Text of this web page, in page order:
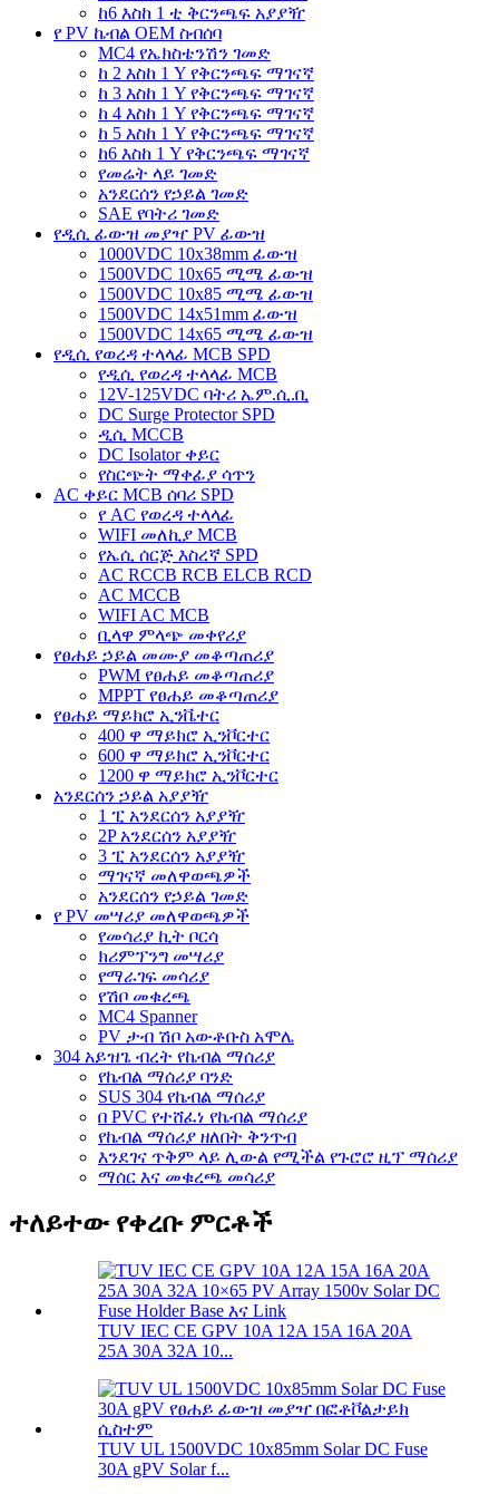
ከ6 እስከ 1 ቲ ቅርንጫፍ አያያዥ
የ PV ኬብል OEM ስብሰባ
MC4 የኤክስቴንሽን ገመድ
ከ 2 እስከ 1 Y የቅርንጫፍ ማገናኛ
ከ 3 እስከ 1 Y የቅርንጫፍ ማገናኛ
ከ 4 እስከ 1 Y የቅርንጫፍ ማገናኛ
ከ 5 እስከ 1 Y የቅርንጫፍ ማገናኛ
ከ6 እስከ 1 Y የቅርንጫፍ ማገናኛ
የመሬት ላይ ገመድ
አንደርሰን የኃይል ገመድ
SAE የባትሪ ገመድ
የዲሲ ፊውዝ መያዣ PV ፊውዝ
1000VDC 10x38mm ፊውዝ
1500VDC 10x65 ሚሜ ፊውዝ
1500VDC 10x85 ሚሜ ፊውዝ
1500VDC 14x51mm ፊውዝ
1500VDC 14x65 ሚሜ ፊውዝ
የዲሲ የወረዳ ተላላፊ MCB SPD
የዲሲ የወረዳ ተላላፊ MCB
12V-125VDC ባትሪ ኤም.ሲ.ቢ
DC Surge Protector SPD
ዲሲ MCCB
DC Isolator ቀይር
የስርጭት ማቀፊያ ሳጥን
AC ቀይር MCB ሰባሪ SPD
የ AC የወረዳ ተላላፊ
WIFI መለኪያ MCB
የኤሲ ሰርጅ እስረኛ SPD
AC RCCB RCB ELCB RCD
AC MCCB
WIFI AC MCB
ቢላዋ ምላጭ መቀየሪያ
የፀሐይ ኃይል መሙያ መቆጣጠሪያ
PWM የፀሐይ መቆጣጠሪያ
MPPT የፀሐይ መቆጣጠሪያ
የፀሐይ ማይክሮ ኢንቬተር
400 ዋ ማይክሮ ኢንቮርተር
600 ዋ ማይክሮ ኢንቮርተር
1200 ዋ ማይክሮ ኢንቮርተር
አንደርሰን ኃይል አያያዥ
1 ፒ አንደርሰን አያያዥ
2P አንደርሰን አያያዥ
3 ፒ አንደርሰን አያያዥ
ማገናኛ መለዋወጫዎች
አንደርሰን የኃይል ገመድ
የ PV መሣሪያ መለዋወጫዎች
የመሳሪያ ኪት ቦርሳ
ክሪምፕንግ መሣሪያ
የማራገፍ መሳሪያ
የሽቦ መቁረጫ
MC4 Spanner
PV ታብ ሽቦ አውቶቡስ አሞሌ
304 አይዝጌ ብረት የኬብል ማሰሪያ
የኬብል ማሰሪያ ባንድ
SUS 304 የኬብል ማሰሪያ
በ PVC የተሸፈነ የኬብል ማሰሪያ
የኬብል ማሰሪያ ዘለበት ቅንጥብ
እንደገና ጥቅም ላይ ሊውል የሚችል የጉሮሮ ዚፕ ማሰሪያ
ማሰር እና መቁረጫ መሳሪያ
ተለይተው የቀረቡ ምርቶች
TUV IEC CE GPV 10A 12A 15A 16A 20A
25A 30A 32A 10...
TUV UL 1500VDC 10x85mm Solar DC Fuse
30A gPV Solar f...